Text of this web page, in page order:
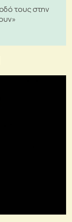
τους στην